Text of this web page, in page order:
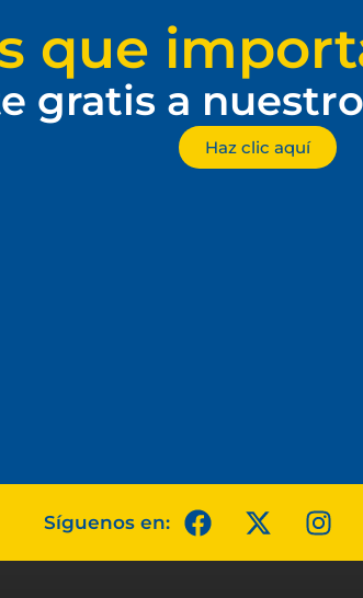
que
gratis a
Haz clic aquí
Síguenos en: